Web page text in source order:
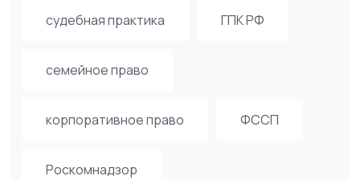
судебная практика ГПК РФ
семейное право
корпоративное право ФССП
Роскомнадзор